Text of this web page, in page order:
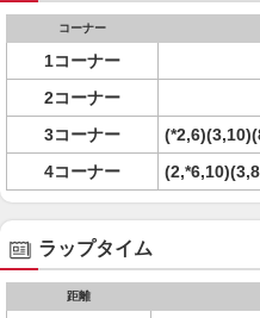
コーナー
1コーナー
2コーナー
3コーナー
4コーナー
ラップタイム
距離